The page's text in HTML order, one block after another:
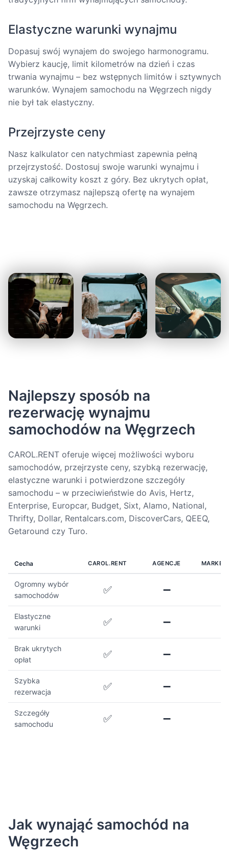
Elastyczne warunki wynajmu
Dopasuj swój wynajem do swojego harmonogramu.
Wybierz kaucję, limit kilometrów na dzień i czas
trwania wynajmu – bez wstępnych limitów i sztywnych
warunków. Wynajem samochodu na Węgrzech nigdy
nie był tak elastyczny.
Przejrzyste ceny
Nasz kalkulator cen natychmiast zapewnia pełną
przejrzystość. Dostosuj swoje warunki wynajmu i
uzyskaj całkowity koszt z góry. Bez ukrytych opłat,
zawsze otrzymasz najlepszą ofertę na wynajem
samochodu na Węgrzech.
Najlepszy sposób na
rezerwację wynajmu
samochodów na Węgrzech
CAROL.RENT oferuje więcej możliwości wyboru
samochodów, przejrzyste ceny, szybką rezerwację,
elastyczne warunki i potwierdzone szczegóły
samochodu – w przeciwieństwie do Avis, Hertz,
Enterprise, Europcar, Budget, Sixt, Alamo, National,
Thrifty, Dollar, Rentalcars.com, DiscoverCars, QEEQ,
Getaround czy Turo.
Cecha CAROL.RENT AGENCJE
Ogromny wybór
samochodów
✅ ➖
Elastyczne
warunki
✅ ➖
Brak ukrytych
opłat
✅ ➖
Szybka
rezerwacja
✅ ➖
Szczegóły
samochodu
✅ ➖
Jak wynająć samochód na
Węgrzech